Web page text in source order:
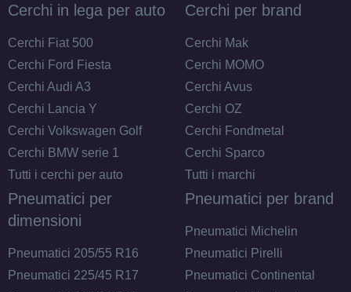
C A 70
Cerchi in lega per auto
Cerchi Fiat 500
Cerchi Ford Fiesta
Cerchi Audi A3
Cerchi Lancia Y
Cerchi Volkswagen Golf
Cerchi BMW serie 1
Tutti i cerchi per auto
Cerchi per brand
Cerchi Mak
Cerchi MOMO
Cerchi Avus
Cerchi OZ
Cerchi Fondmetal
Cerchi Sparco
Tutti i marchi
Pneumatici per
dimensioni
Pneumatici 205/55 R16
Pneumatici 225/45 R17
Pneumatici per brand
Pneumatici Michelin
Pneumatici Pirelli
Pneumatici Continental